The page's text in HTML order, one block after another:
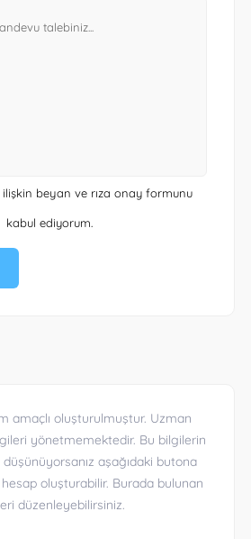
ilişkin beyan ve rıza onay formunu
kabul ediyorum.
amaçlı oluşturulmuştur. Uzman
yönetmemektedir. Bu bilgilerin
aşağıdaki butona
oluşturabilir. Burada bulunan
düzenleyebilirsiniz.